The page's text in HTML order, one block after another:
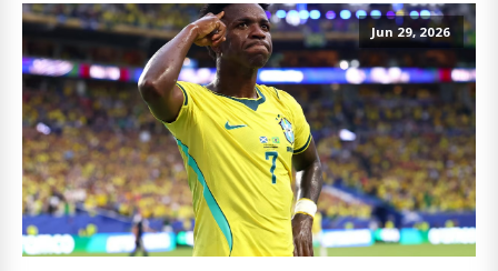
Jun 29, 2026